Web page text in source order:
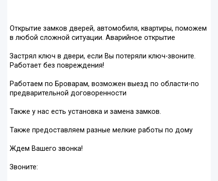
Открытие замков дверей, автомобиля, квартиры, поможем
в любой сложной ситуации. Аварийное открытие
Застрял ключ в двери, если Вы потеряли ключ-звоните.
Работает без повреждения!
Работаем по Броварам, возможен выезд по области-по
предварительной договоренности
Также у нас есть установка и замена замков.
Также предоставляем разные мелкие работы по дому
Ждем Вашего звонка!
Звоните: